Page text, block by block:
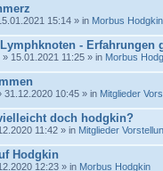
15:14 » in Morbus Hodgkin
- Erfahrungen
» 15.01.2021 11:25 » in Morbus
31.12.2020 10:45 » in Mitglieder
doch hodgkin?
11:42 » in Mitglieder
Hodgkin
12:23 » in Morbus Hodgkin